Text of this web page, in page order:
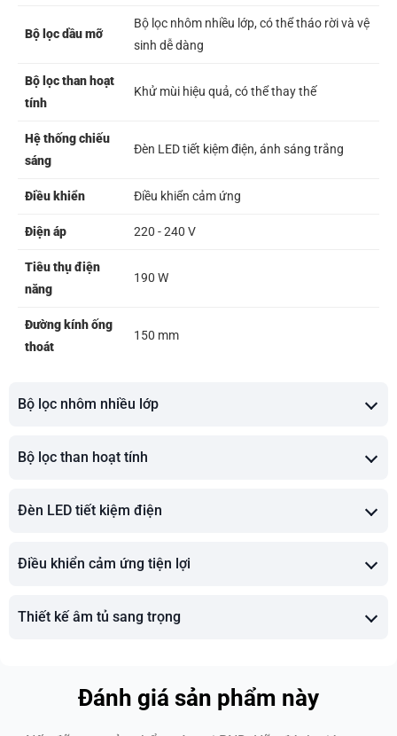
Bộ lọc dầu mỡ
Bộ lọc nhôm nhiều lớp, có thể tháo rời và vệ
sinh dễ dàng
Bộ lọc than hoạt
tính
Khử mùi hiệu quả, có thể thay thế
Hệ thống chiếu
sáng
Đèn LED tiết kiệm điện, ánh sáng trắng
Điều khiển Điều khiển cảm ứng
Điện áp 220 - 240 V
Tiêu thụ điện
năng
190 W
Đường kính ống
thoát
150 mm
Bộ lọc nhôm nhiều lớp
Bộ lọc than hoạt tính
Đèn LED tiết kiệm điện
Điều khiển cảm ứng tiện lợi
Thiết kế âm tủ sang trọng
Đánh giá sản phẩm này